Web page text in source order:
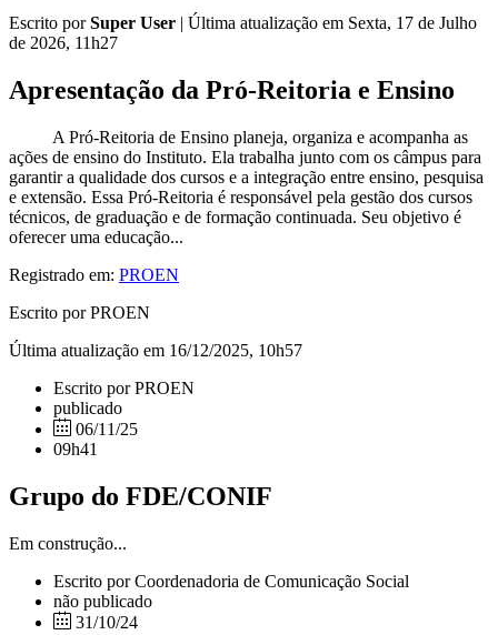
Escrito porSuper User | Última atualização em Sexta, 17 de Julho
de 2026, 11h27
Apresentação da Pró-Reitoria e Ensino
A Pró-Reitoria de Ensino planeja, organiza e acompanha as
ações de ensino do Instituto. Ela trabalha junto com os câmpus para
garantir a qualidade dos cursos e a integração entre ensino, pesquisa
e extensão. Essa Pró-Reitoria é responsável pela gestão dos cursos
técnicos, de graduação e de formação continuada. Seu objetivo é
oferecer uma educação...
Registrado em: PROEN
Escrito por PROEN
Última atualização em 16/12/2025, 10h57
Escrito por PROEN
publicado
06/11/25
09h41
Grupo do FDE/CONIF
Em construção...
Escrito por Coordenadoria de Comunicação Social
não publicado
31/10/24